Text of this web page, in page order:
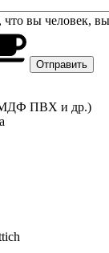
вы человек,
ПВХ и др.)